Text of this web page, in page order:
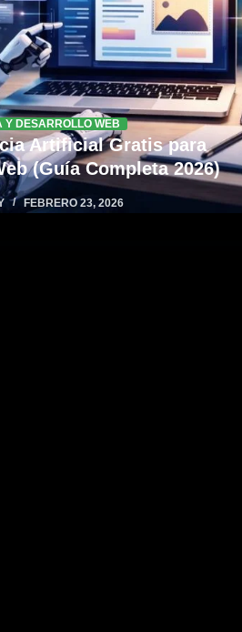
Y DESARROLLO WEB
Artificial Gratis para
(Guía Completa 2026)
FEBRERO 23, 2026